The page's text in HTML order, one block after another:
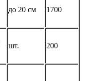
до 20 см 1700
шт. 200